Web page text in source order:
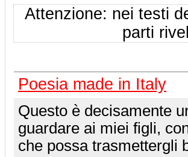
Attenzione: nei testi
parti
Poesia made in Italy
Questo è decisamente
guardare ai miei figli,
che possa trasmettergli